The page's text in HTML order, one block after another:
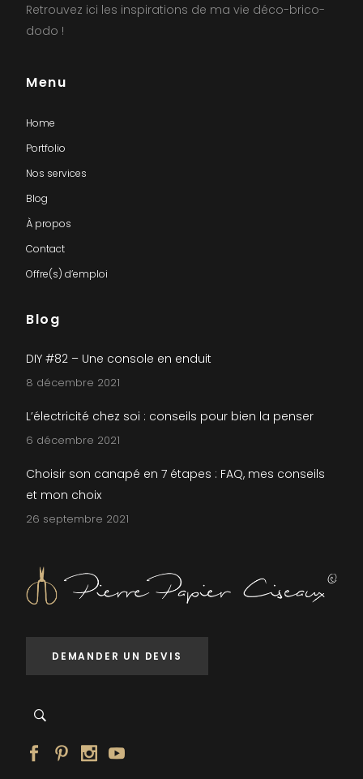
Retrouvez ici les inspirations de ma vie déco-brico-
dodo !
Menu
Home
Portfolio
Nos services
Blog
À propos
Contact
Offre(s) d’emploi
Blog
DIY #82 – Une console en enduit
8 décembre 2021
L’électricité chez soi : conseils pour bien la penser
6 décembre 2021
Choisir son canapé en 7 étapes : FAQ, mes conseils
et mon choix
26 septembre 2021
DEMANDER UN DEVIS